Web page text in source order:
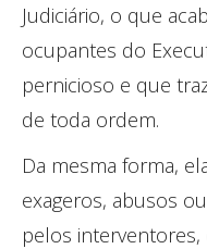
Judiciário, o que
ocupantes do
pernicioso e que
de toda ordem.
Da mesma forma,
exageros, abusos
pelos